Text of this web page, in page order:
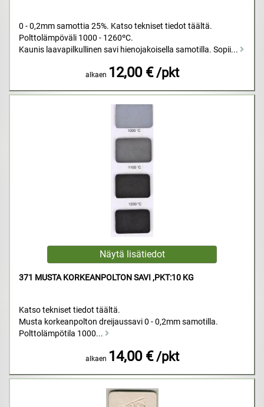
0 - 0,2mm samottia 25%. Katso tekniset tiedot täältä.
Polttolämpöväli 1000 - 1260ºC.
Kaunis laavapilkullinen savi hienojakoisella samotilla. Sopii...
alkaen 12,00 € /pkt
371 MUSTA KORKEANPOLTON SAVI ,PKT:10 KG
Katso tekniset tiedot täältä.
Musta korkeanpolton dreijaussavi 0 - 0,2mm samotilla.
Polttolämpötila 1000...
alkaen 14,00 € /pkt